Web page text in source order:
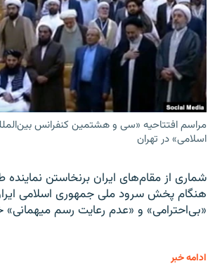
مراسم افتتاحیه «سی و هشتمین کنفرانس
اسلامی» در تهران
شماری از مقام‌های ایران برنخاستن نماینده
هنگام پخش سرود ملی جمهوری اسلامی
«بی‌احترامی» و «عدم رعایت رسم میهمانی»
ادامه خبر